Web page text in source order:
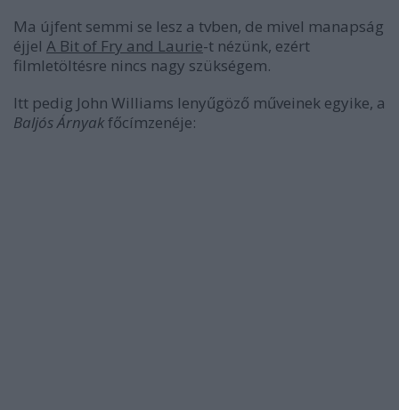
Ma újfent semmi se lesz a tvben, de mivel manapság
éjjel A Bit of Fry and Laurie-t nézünk, ezért
filmletöltésre nincs nagy szükségem.
Itt pedig John Williams lenyűgöző műveinek egyike, a
Baljós Árnyakfőcímzenéje: